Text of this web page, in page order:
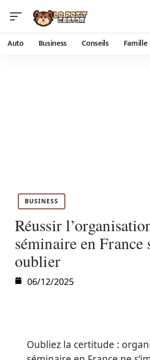
Auto Business Conseils Famille
BUSINESS
Réussir
séminaire en France
oublier
06/12/2025
Oubliez la certitude :